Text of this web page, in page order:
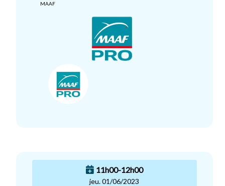
MAAF
11h00-12h00
jeu. 01/06/2023